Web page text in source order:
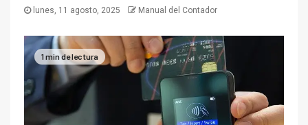
lunes, 11 agosto, 2025 Manual del Contador
1 min de lectura